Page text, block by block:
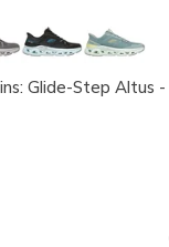
Glide-Step Altus -